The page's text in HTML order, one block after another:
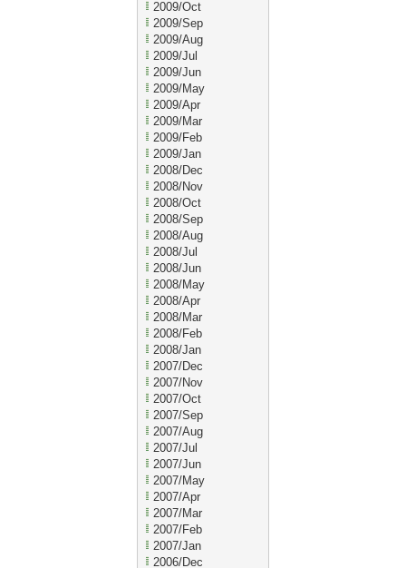
2009/Oct
2009/Sep
2009/Aug
2009/Jul
2009/Jun
2009/May
2009/Apr
2009/Mar
2009/Feb
2009/Jan
2008/Dec
2008/Nov
2008/Oct
2008/Sep
2008/Aug
2008/Jul
2008/Jun
2008/May
2008/Apr
2008/Mar
2008/Feb
2008/Jan
2007/Dec
2007/Nov
2007/Oct
2007/Sep
2007/Aug
2007/Jul
2007/Jun
2007/May
2007/Apr
2007/Mar
2007/Feb
2007/Jan
2006/Dec